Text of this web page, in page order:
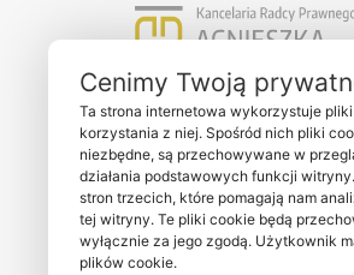
Kancelaria Radcy
Agnieszka Bohdziewicz
Świętojańska 118/8
81-388 Gdynia
NIP: 8451007600
Cenimy Twoją
Ta strona internetowa wykorzystuje
korzystania z niej. Spośród nich pliki
niezbędne, są przechowywane w
działania podstawowych funkcji
stron trzecich, które pomagają nam
tej witryny. Te pliki cookie będą
wyłącznie za jego zgodą. Użytkownik
plików cookie.